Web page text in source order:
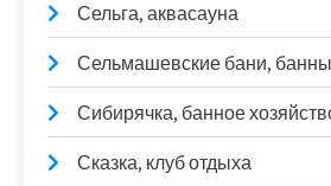
Сельга, аквасауна
Сельмашевские бани,
Сибирячка, банное
Сказка, клуб отдыха